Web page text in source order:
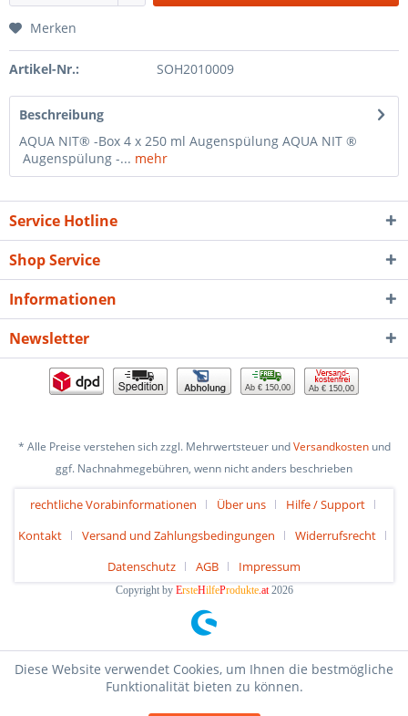
Merken
Artikel-Nr.: SOH2010009
Beschreibung
AQUA NIT® -Box 4 x 250 ml Augenspülung AQUA NIT ®
Augenspülung -... mehr
Service Hotline
Shop Service
Informationen
Newsletter
Ab € 150,00 Ab € 150,00
* Alle Preise verstehen sich zzgl. Mehrwertsteuer undVersandkostenund
ggf. Nachnahmegebühren, wenn nicht anders beschrieben
rechtliche Vorabinformationen Über uns
Hilfe / Support
Kontakt
Versand und Zahlungsbedingungen
Widerrufsrecht
Datenschutz
AGB Impressum
Copyright by ErsteHilfeProdukte.at2026
Diese Website verwendet Cookies, um Ihnen die bestmögliche
Funktionalität bieten zu können.